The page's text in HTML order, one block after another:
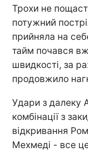
Трохи не
потужний
прийняла на
тайм почався
швидкості, за
продовжило
Удари з далеку
комбінації з
відкривання
Мехмеді - все